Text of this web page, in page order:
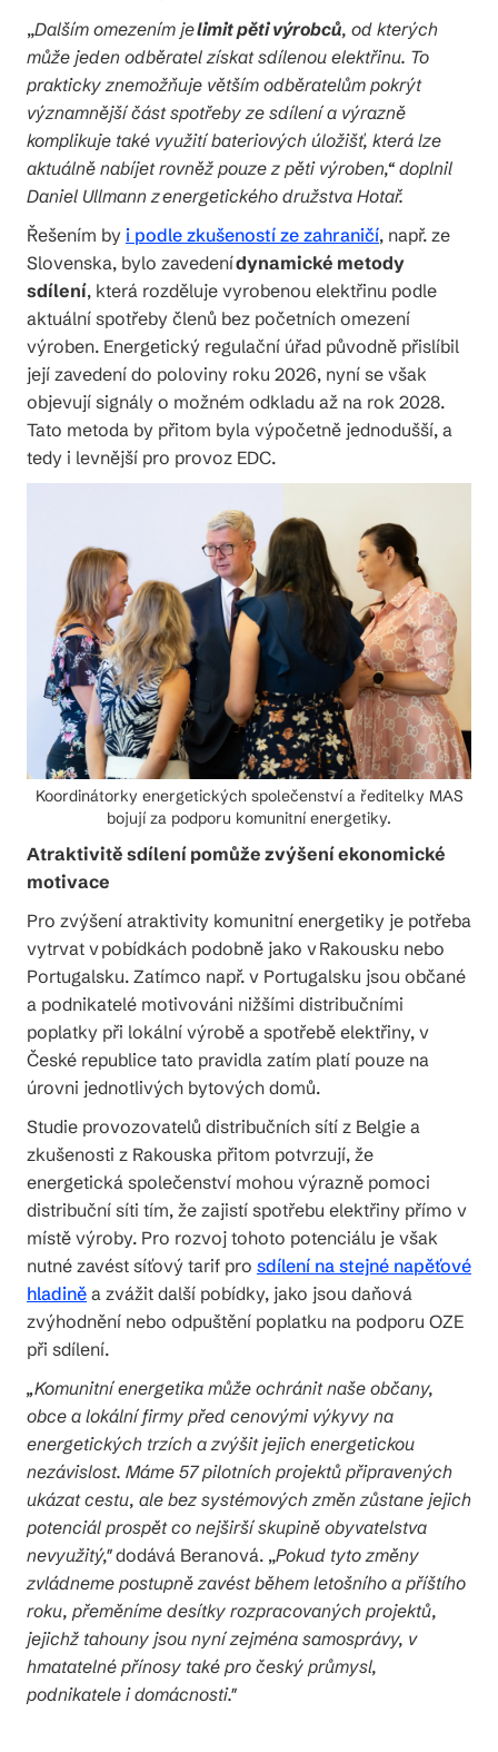
„Dalším omezením jelimit pěti výrobců, od kterých
může jeden odběratel získat sdílenou elektřinu. To
prakticky znemožňuje větším odběratelům pokrýt
významnější část spotřeby ze sdílení a výrazně
komplikuje také využití bateriových úložišť, která lze
aktuálně nabíjet rovněž pouze z pěti výroben,“ doplnil
Daniel Ullmann z energetického družstva Hotař.
Řešením by i podle zkušeností ze zahraničí, např. ze
Slovenska, bylo zavedenídynamické metody
sdílení, která rozděluje vyrobenou elektřinu podle
aktuální spotřeby členů bez početních omezení
výroben. Energetický regulační úřad původně přislíbil
její zavedení do poloviny roku 2026, nyní se však
objevují signály o možném odkladu až na rok 2028.
Tato metoda by přitom byla výpočetně jednodušší, a
tedy i levnější pro provoz EDC.
Koordinátorky energetických společenství a ředitelky MAS
bojují za podporu komunitní energetiky.
Atraktivitě sdílení pomůže zvýšení ekonomické
motivace
Pro zvýšení atraktivity komunitní energetiky je potřeba
vytrvat v pobídkách podobně jako v Rakousku nebo
Portugalsku. Zatímco např. v Portugalsku jsou občané
a podnikatelé motivováni nižšími distribučními
poplatky při lokální výrobě a spotřebě elektřiny, v
České republice tato pravidla zatím platí pouze na
úrovni jednotlivých bytových domů.
Studie provozovatelů distribučních sítí z Belgie a
zkušenosti z Rakouska přitom potvrzují, že
energetická společenství mohou výrazně pomoci
distribuční síti tím, že zajistí spotřebu elektřiny přímo v
místě výroby. Pro rozvoj tohoto potenciálu je však
nutné zavést síťový tarif pro sdílení na stejné napěťové
hladině a zvážit další pobídky, jako jsou daňová
zvýhodnění nebo odpuštění poplatku na podporu OZE
při sdílení.
„Komunitní energetika může ochránit naše občany,
obce a lokální firmy před cenovými výkyvy na
energetických trzích a zvýšit jejich energetickou
nezávislost. Máme 57 pilotních projektů připravených
ukázat cestu, ale bez systémových změn zůstane jejich
potenciál prospět co nejširší skupině obyvatelstva
nevyužitý,"dodává Beranová. „Pokud tyto změny
zvládneme postupně zavést během letošního a příštího
roku, přeměníme desítky rozpracovaných projektů,
jejichž tahouny jsou nyní zejména samosprávy, v
hmatatelné přínosy také pro český průmysl,
podnikatele i domácnosti."